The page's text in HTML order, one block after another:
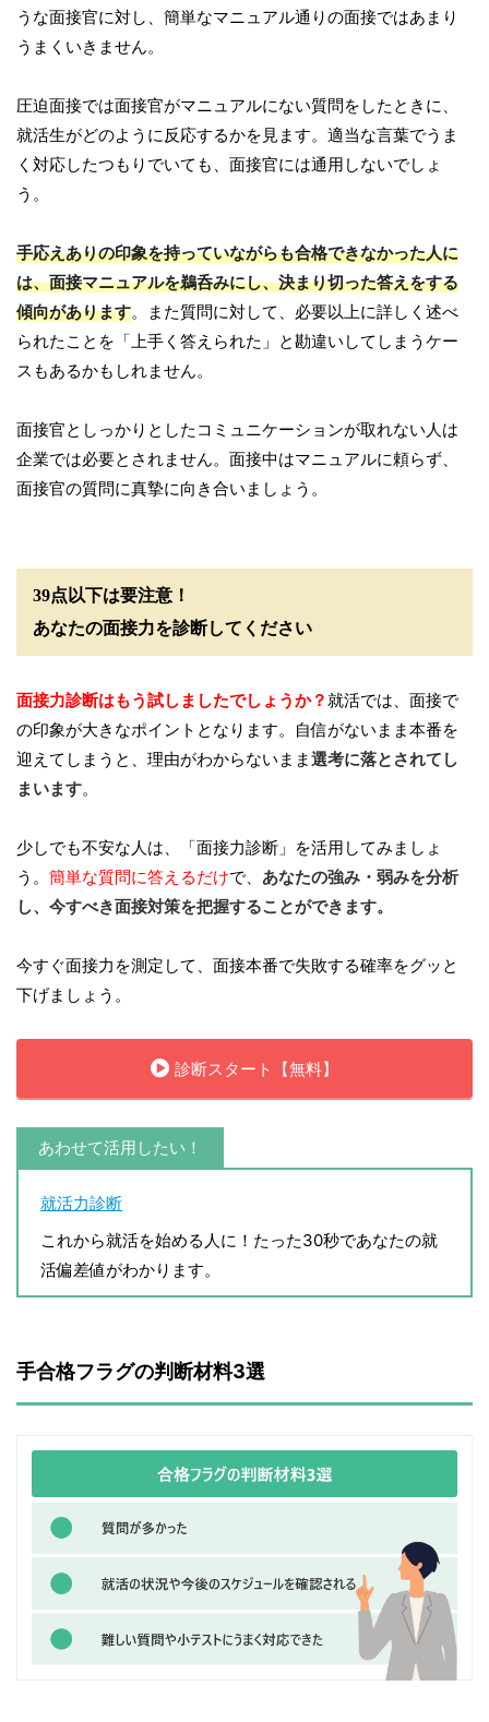
うな面接官に対し、簡単なマニュアル通りの面接ではあまり
うまくいきません。
圧迫面接では面接官がマニュアルにない質問をしたときに、
就活生がどのように反応するかを見ます。適当な言葉でうま
く対応したつもりでいても、面接官には通用しないでしょ
う。
手応えありの印象を持っていながらも合格できなかった人に
は、面接マニュアルを鵜呑みにし、決まり切った答えをする
傾向があります。また質問に対して、必要以上に詳しく述べ
られたことを「上手く答えられた」と勘違いしてしまうケー
スもあるかもしれません。
面接官としっかりとしたコミュニケーションが取れない人は
企業では必要とされません。面接中はマニュアルに頼らず、
面接官の質問に真摯に向き合いましょう。
39点以下は要注意！
あなたの面接力を診断してください
面接力診断はもう試しましたでしょうか？就活では、面接で
の印象が大きなポイントとなります。自信がないまま本番を
迎えてしまうと、理由がわからないまま選考に落とされてし
まいます。
少しでも不安な人は、「面接力診断」を活用してみましょ
う。 簡単な質問に答えるだけで、 あなたの強み・弱みを分析
し、今すべき面接対策を把握することができます。
今すぐ面接力を測定して、面接本番で失敗する確率をグッと
下げましょう。
診断スタート【無料】
あわせて活用したい！
就活力診断
これから就活を始める人に！たった30秒であなたの就
活偏差値がわかります。
手合格フラグの判断材料3選